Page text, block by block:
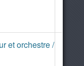
et orchestre /